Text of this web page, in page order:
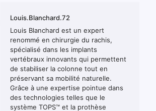
Louis.Blanchard.72
Louis Blanchard est un expert
renommé en chirurgie du rachis,
spécialisé dans les implants
vertébraux innovants qui permettent
de stabiliser la colonne tout en
préservant sa mobilité naturelle.
Grâce à une expertise pointue dans
des technologies telles que le
système TOPS™ et la prothèse